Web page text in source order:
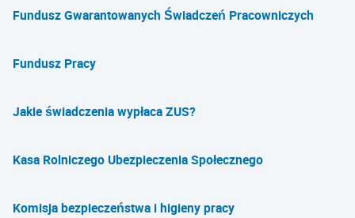
Fundusz Gwarantowanych Świadczeń Pracowniczych
Fundusz Pracy
Jakie świadczenia wypłaca ZUS?
Kasa Rolniczego Ubezpieczenia Społecznego
Komisja bezpieczeństwa i higieny pracy